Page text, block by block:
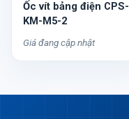
Ốc vít bảng điện CPS-
KM-M5-2
Giá đang cập nhật